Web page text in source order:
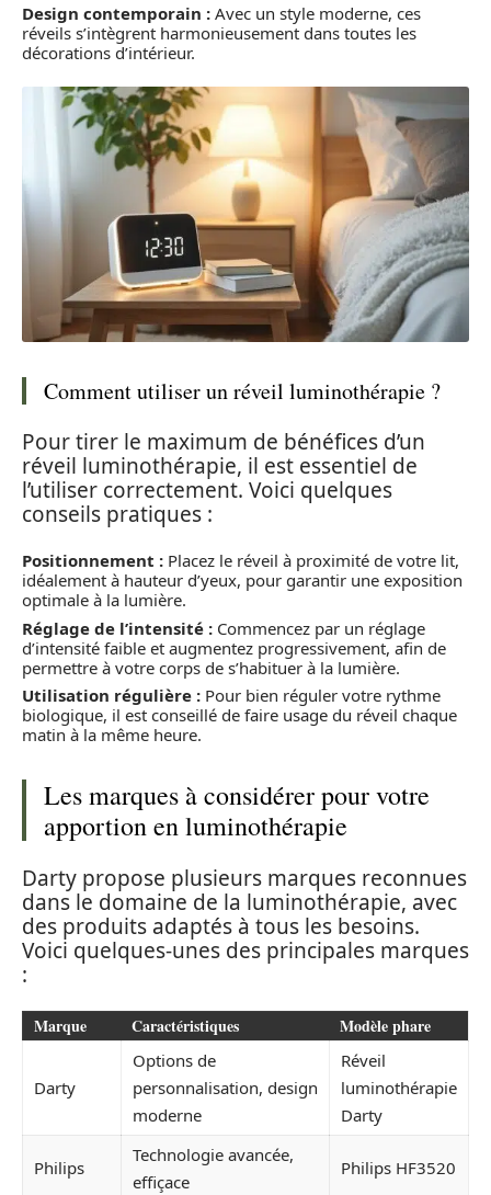
Design contemporain : Avec un style moderne, ces
réveils s’intègrent harmonieusement dans toutes les
décorations d’intérieur.
Comment utiliser un réveil luminothérapie ?
Pour tirer le maximum de bénéfices d’un
réveil luminothérapie, il est essentiel de
l’utiliser correctement. Voici quelques
conseils pratiques :
Positionnement : Placez le réveil à proximité de votre lit,
idéalement à hauteur d’yeux, pour garantir une exposition
optimale à la lumière.
Réglage de l’intensité : Commencez par un réglage
d’intensité faible et augmentez progressivement, afin de
permettre à votre corps de s’habituer à la lumière.
Utilisation régulière : Pour bien réguler votre rythme
biologique, il est conseillé de faire usage du réveil chaque
matin à la même heure.
Les marques à considérer pour votre
apportion en luminothérapie
Darty propose plusieurs marques reconnues
dans le domaine de la luminothérapie, avec
des produits adaptés à tous les besoins.
Voici quelques-unes des principales marques
:
Marque Caractéristiques Modèle phare
Darty
Options de
personnalisation, design
moderne
Réveil
luminothérapie
Darty
Philips
Technologie avancée,
effiçace
Philips HF3520